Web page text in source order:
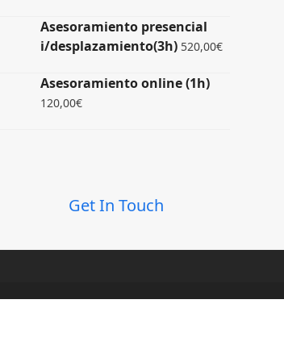
Asesoramiento presencial
i/desplazamiento(3h) 520,00€
Asesoramiento online (1h)
120,00€
Get In Touch